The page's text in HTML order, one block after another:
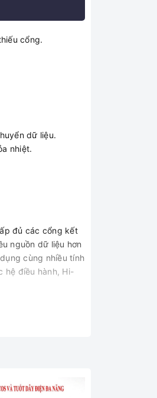
cổng.
dữ liệu.
nhiệt.
đủ các cổng kết
nguồn dữ liệu hơn
cùng nhiều tính
hệ điều hành, Hi-
cổng kết nối